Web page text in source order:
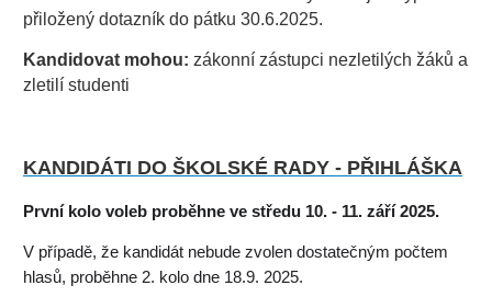
přiložený dotazník do pátku 30.6.2025.
Kandidovat mohou: zákonní zástupci nezletilých žáků a
zletilí studenti
KANDIDÁTI DO ŠKOLSKÉ RADY - PŘIHLÁŠKA
První kolo voleb proběhne ve středu 10. - 11. září 2025.
V případě, že kandidát nebude zvolen dostatečným počtem
hlasů, proběhne 2. kolo dne 18.9. 2025.